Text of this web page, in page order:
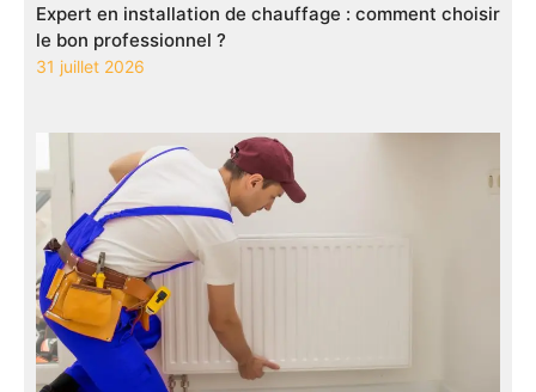
Expert en installation de chauffage : comment choisir
le bon professionnel ?
31 juillet 2026